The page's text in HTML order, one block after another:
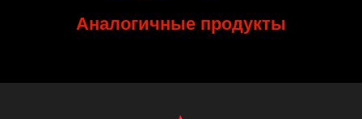
Аналогичные продукты